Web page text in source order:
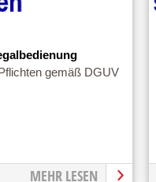
gemäß DGUV
MEHR LESEN